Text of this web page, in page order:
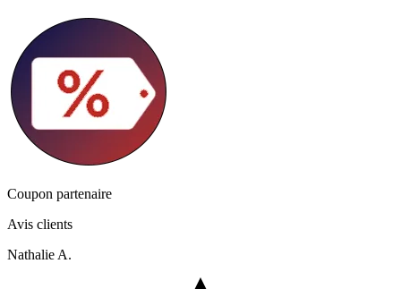
Coupon partenaire
Avis clients
Nathalie A.